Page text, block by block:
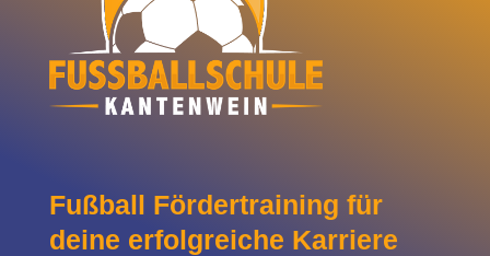
Fußball Fördertraining für
deine erfolgreiche Karriere